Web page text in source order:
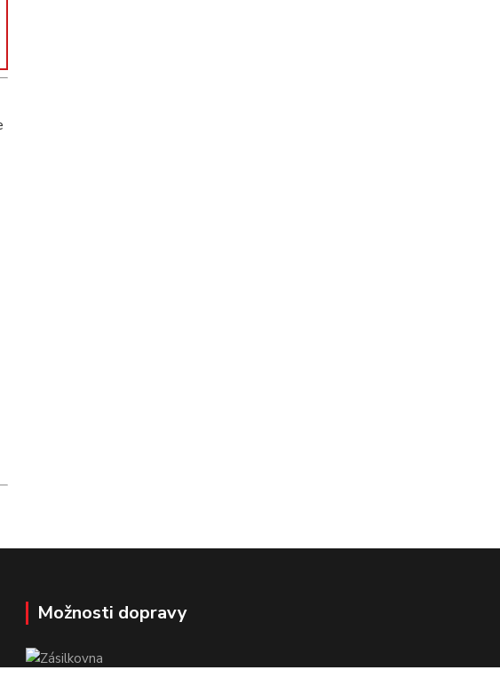
Možnosti dopravy